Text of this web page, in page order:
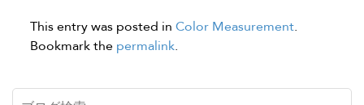
This entry was posted in Color Measurement.
Bookmark the permalink.